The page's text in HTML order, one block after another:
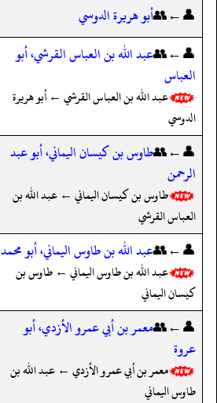
👤←👥أبو هريرة الدوسي
👤←👥عبد الله بن العباس القرشي، أبو
العباس
عبد الله بن العباس القرشي ← أبو هريرة
الدوسي
👤←👥طاوس بن كيسان اليماني، أبو عبد
الرحمن
طاوس بن كيسان اليماني ← عبد الله بن
العباس القرشي
👤←👥عبد الله بن طاوس اليماني، أبو محمد
عبد الله بن طاوس اليماني ← طاوس بن
كيسان اليماني
👤←👥معمر بن أبي عمرو الأزدي، أبو
عروة
معمر بن أبي عمرو الأزدي ← عبد الله بن
طاوس اليماني